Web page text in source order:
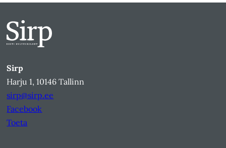
Sirp
Harju 1, 10146 Tallinn
sirp@sirp.ee
Facebook
Toeta